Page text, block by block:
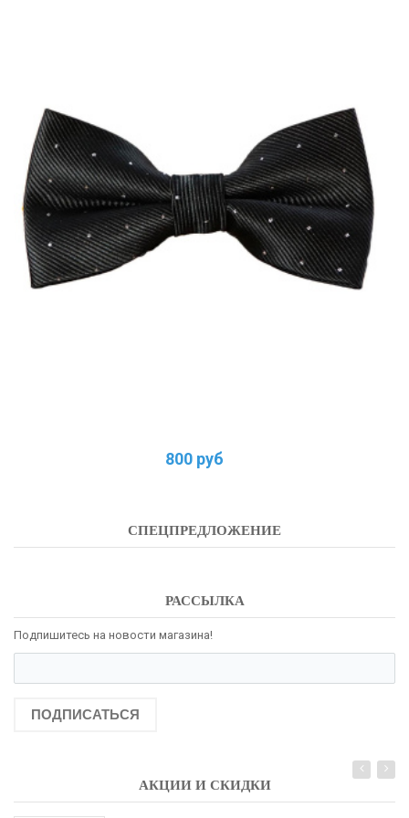
800 руб
СПЕЦПРЕДЛОЖЕНИЕ
РАССЫЛКА
Подпишитесь на новости магазина!
ПОДПИСАТЬСЯ
АКЦИИ И СКИДКИ